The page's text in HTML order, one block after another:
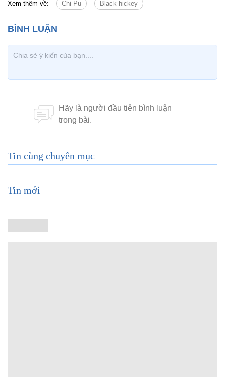
Xem thêm về: Chi Pu Black hickey
Tin cùng chuyên mục
Tin mới